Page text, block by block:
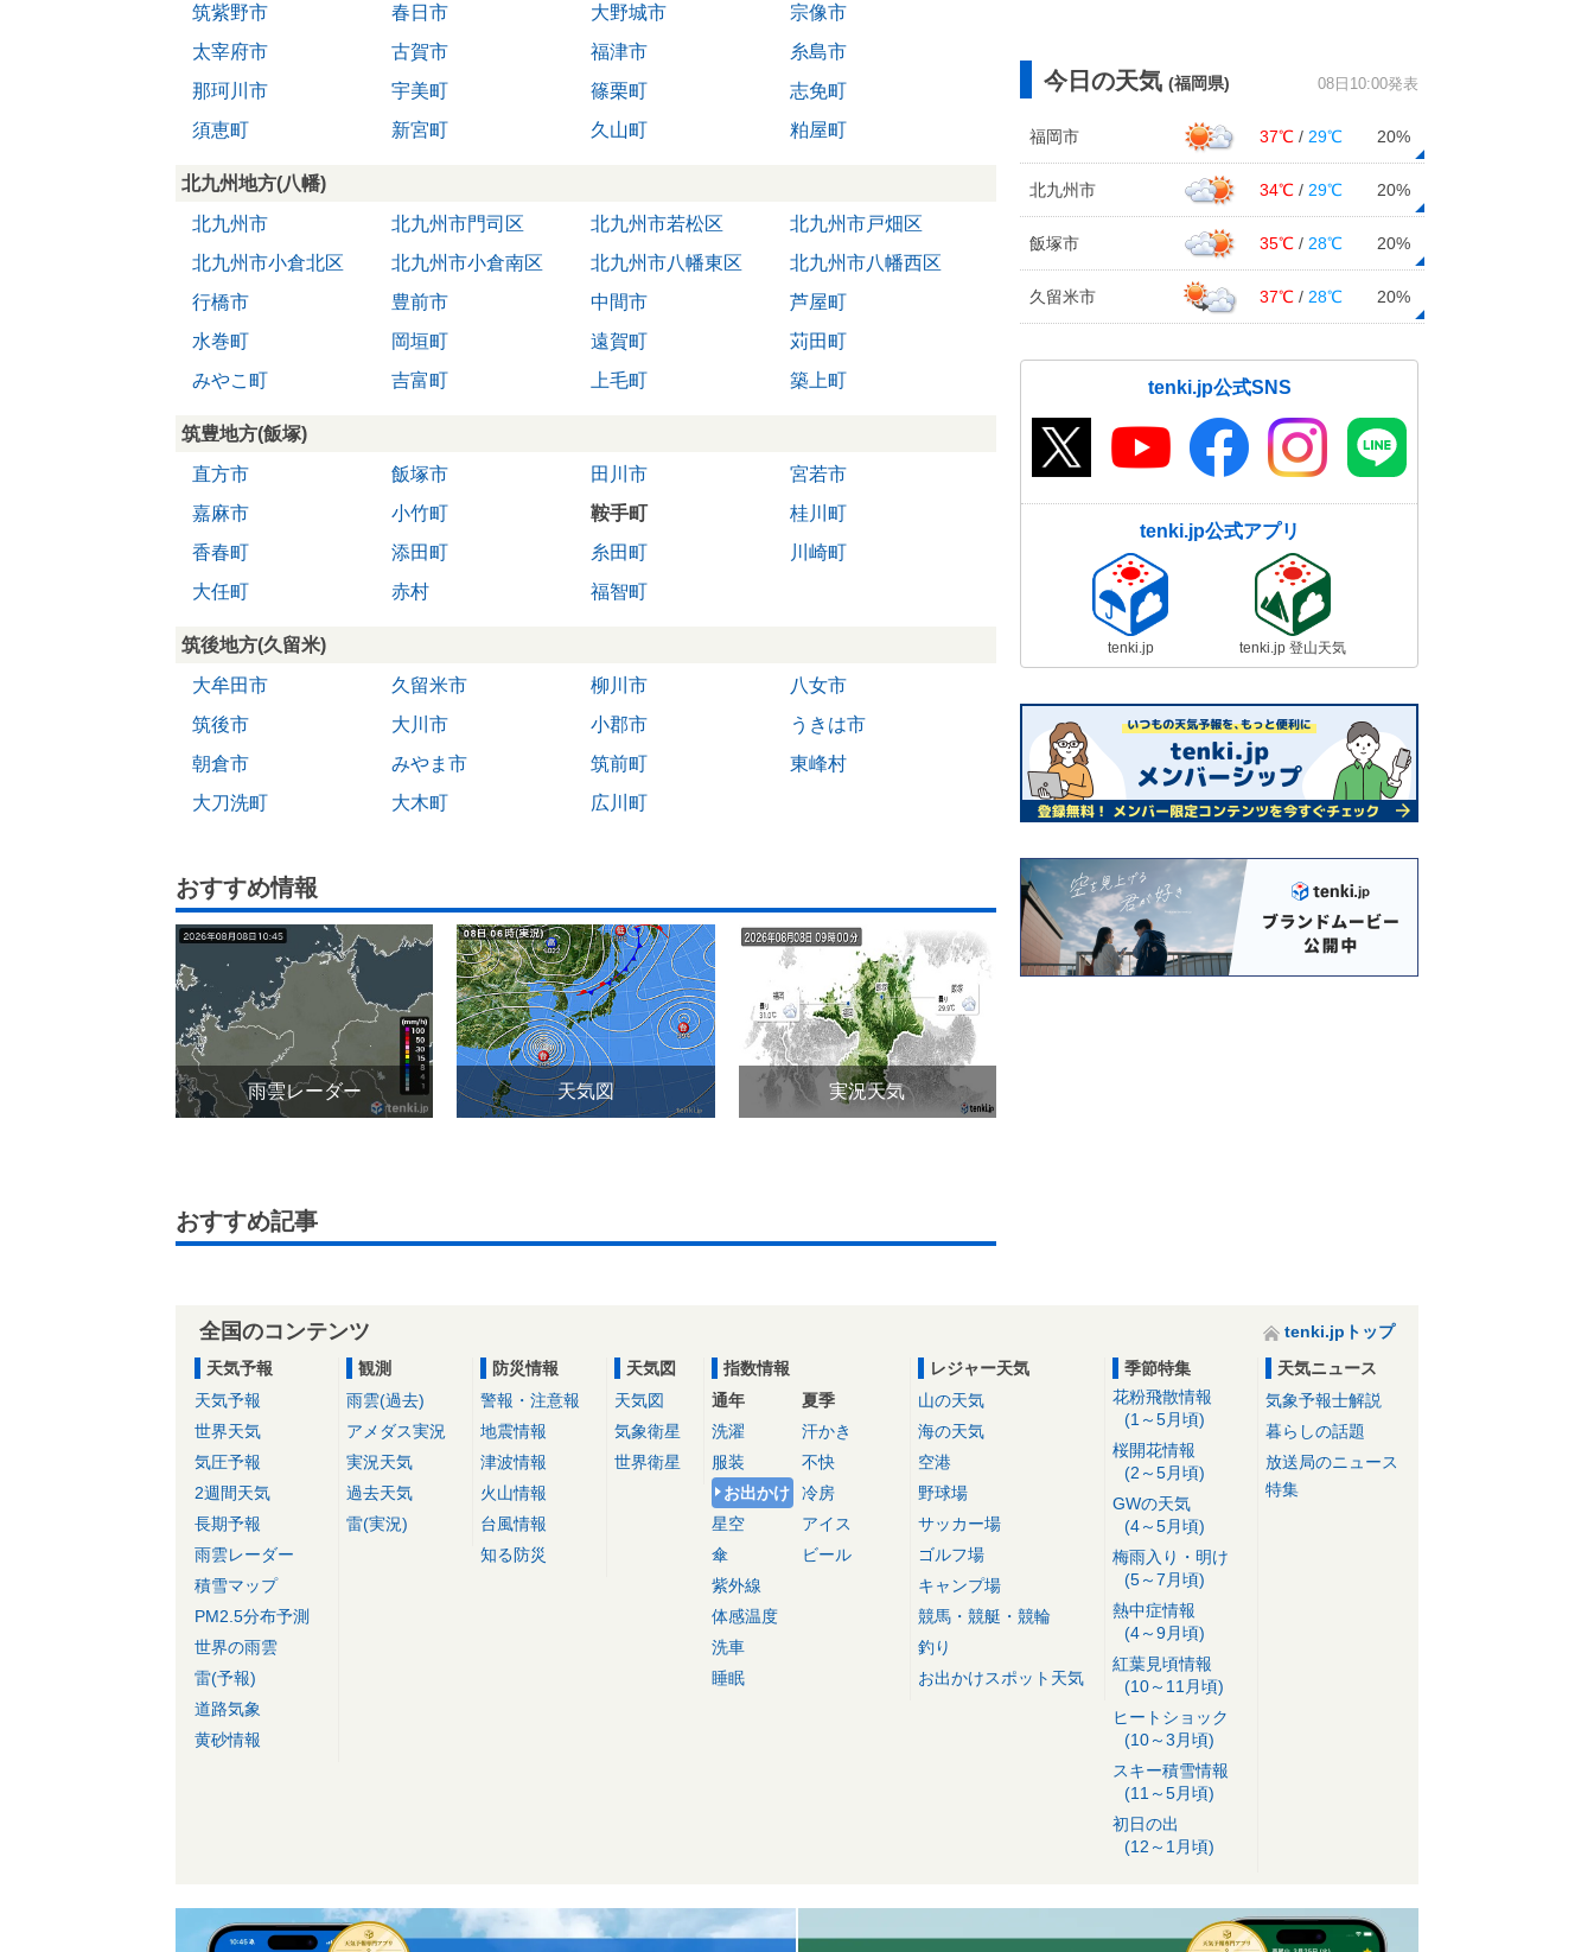
筑紫野市
春日市 大野城市
宗像市
太宰府市
古賀市 福津市
糸島市
那珂川市
宇美町 篠栗町
志免町
須恵町
新宮町 久山町 粕屋町
北九州地方(八幡)
北九州市
北九州市門司区 北九州市若松区
北九州市戸畑区
北九州市小倉北区
北九州市小倉南区 北九州市八幡東区
北九州市八幡西区
行橋市
豊前市 中間市
芦屋町
水巻町
岡垣町 遠賀町
苅田町
みやこ町
吉富町 上毛町 築上町
筑豊地方(飯塚)
直方市
飯塚市 田川市
宮若市
嘉麻市
小竹町 鞍手町
桂川町
香春町
添田町 糸田町
川崎町
大任町
赤村 福智町
筑後地方(久留米)
大牟田市
久留米市 柳川市
八女市
筑後市
大川市 小郡市
うきは市
朝倉市
みやま市 筑前町
東峰村
大刀洗町
大木町 広川町
おすすめ情報
雨雲レーダー 天気図 実況天気
おすすめ記事
今日の天気 (福岡県) 08日10:00発表
福岡市 37℃ / 29℃ 20%
北九州市 34℃ / 29℃ 20%
飯塚市 35℃ / 28℃ 20%
久留米市 37℃ / 28℃ 20%
tenki.jp公式SNS
tenki.jp公式アプリ
tenki.jp tenki.jp 登山天気
全国のコンテンツ
tenki.jpトップ
天気予報
天気予報
世界天気
気圧予報
2週間天気
長期予報
雨雲レーダー
積雪マップ
PM2.5分布予測
世界の雨雲
雷(予報)
道路気象
黄砂情報
観測
雨雲(過去)
アメダス実況
実況天気
過去天気
雷(実況)
防災情報
警報・注意報
地震情報
津波情報
火山情報
台風情報
知る防災
天気図
天気図
気象衛星
世界衛星
指数情報
通年
洗濯
服装
お出かけ
星空
傘
紫外線
体感温度
洗車
睡眠
夏季
汗かき
不快
冷房
アイス
ビール
レジャー天気
山の天気
海の天気
空港
野球場
サッカー場
ゴルフ場
キャンプ場
競馬・競艇・競輪
釣り
お出かけスポット天気
季節特集
花粉飛散情報
(1～5月頃)
桜開花情報
(2～5月頃)
GWの天気
(4～5月頃)
梅雨入り・明け
(5～7月頃)
熱中症情報
(4～9月頃)
紅葉見頃情報
(10～11月頃)
ヒートショック
(10～3月頃)
スキー積雪情報
(11～5月頃)
初日の出
(12～1月頃)
天気ニュース
気象予報士解説
暮らしの話題
放送局のニュース
特集